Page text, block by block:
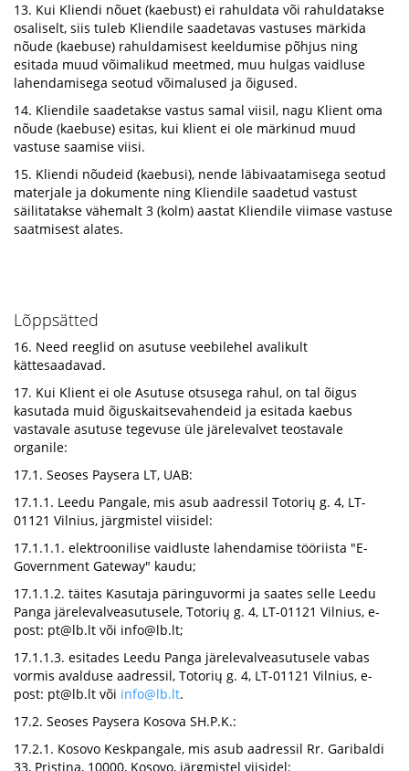
13. Kui Kliendi nõuet (kaebust) ei rahuldata või rahuldatakse
osaliselt, siis tuleb Kliendile saadetavas vastuses märkida
nõude (kaebuse) rahuldamisest keeldumise põhjus ning
esitada muud võimalikud meetmed, muu hulgas vaidluse
lahendamisega seotud võimalused ja õigused.
14. Kliendile saadetakse vastus samal viisil, nagu Klient oma
nõude (kaebuse) esitas, kui klient ei ole märkinud muud
vastuse saamise viisi.
15. Kliendi nõudeid (kaebusi), nende läbivaatamisega seotud
materjale ja dokumente ning Kliendile saadetud vastust
säilitatakse vähemalt 3 (kolm) aastat Kliendile viimase vastuse
saatmisest alates.
Lõppsätted
16. Need reeglid on asutuse veebilehel avalikult
kättesaadavad.
17. Kui Klient ei ole Asutuse otsusega rahul, on tal õigus
kasutada muid õiguskaitsevahendeid ja esitada kaebus
vastavale asutuse tegevuse üle järelevalvet teostavale
organile:
17.1. Seoses Paysera LT, UAB:
17.1.1. Leedu Pangale, mis asub aadressil Totorių g. 4, LT-
01121 Vilnius, järgmistel viisidel:
17.1.1.1. elektroonilise vaidluste lahendamise tööriista "E-
Government Gateway" kaudu;
17.1.1.2. täites Kasutaja päringuvormi ja saates selle Leedu
Panga järelevalveasutusele, Totorių g. 4, LT-01121 Vilnius, e-
post: pt@lb.lt või info@lb.lt;
17.1.1.3. esitades Leedu Panga järelevalveasutusele vabas
vormis avalduse aadressil, Totorių g. 4, LT-01121 Vilnius, e-
post: pt@lb.lt või info@lb.lt.
17.2. Seoses Paysera Kosova SH.P.K.:
17.2.1. Kosovo Keskpangale, mis asub aadressil Rr. Garibaldi
33, Pristina, 10000, Kosovo, järgmistel viisidel: